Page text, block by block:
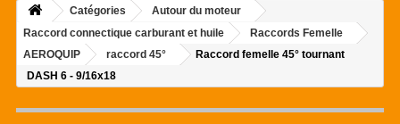
Catégories
Autour du moteur
Raccord connectique carburant et huile
Raccords Femelle
AEROQUIP
raccord 45°
Raccord femelle 45° tournant
DASH 6 - 9/16x18